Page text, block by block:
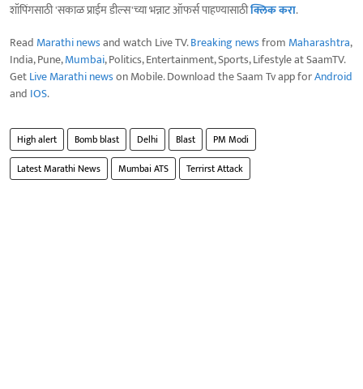
शॉपिंगसाठी 'सकाळ प्राईम डील्स'च्या भन्नाट ऑफर्स पाहण्यासाठीक्लिक करा.
Read Marathi newsand watch Live TV.Breaking newsfrom Maharashtra,
India, Pune,Mumbai, Politics, Entertainment, Sports, Lifestyle at SaamTV.
GetLive Marathi newson Mobile. Download the Saam Tv app forAndroid
and IOS.
High alert Bomb blast Delhi Blast
PM Modi
Latest Marathi News
Mumbai ATS Terrirst Attack